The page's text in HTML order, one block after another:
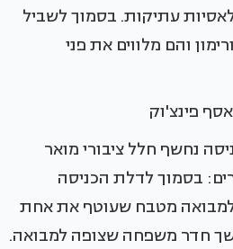
עתיקות. בסמוך לשביל
והם מלווים את פני
פינצ'וק
נחשף חלל ציבורי מואר
בסמוך לדלת הכניסה
מטבח שעוטף את אחת
חדר משפחה שצופה למבואה.